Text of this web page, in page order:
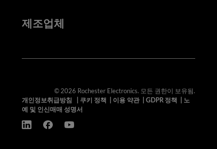
제조업체
© 2026 Rochester Electronics. 모든 권한이 보유됨.
개인정보취급방침
쿠키 정책 이용 약관| GDPR 정책
노
예 및 인신매매 성명서